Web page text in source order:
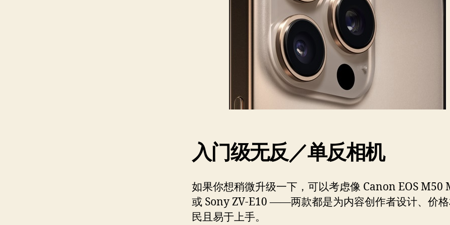
入门级无反／单反相机
如果你想稍微升级一下，可以考虑像 Canon EOS
或 Sony ZV-E10 ——两款都是为内容创作者设计、价
民且易于上手。